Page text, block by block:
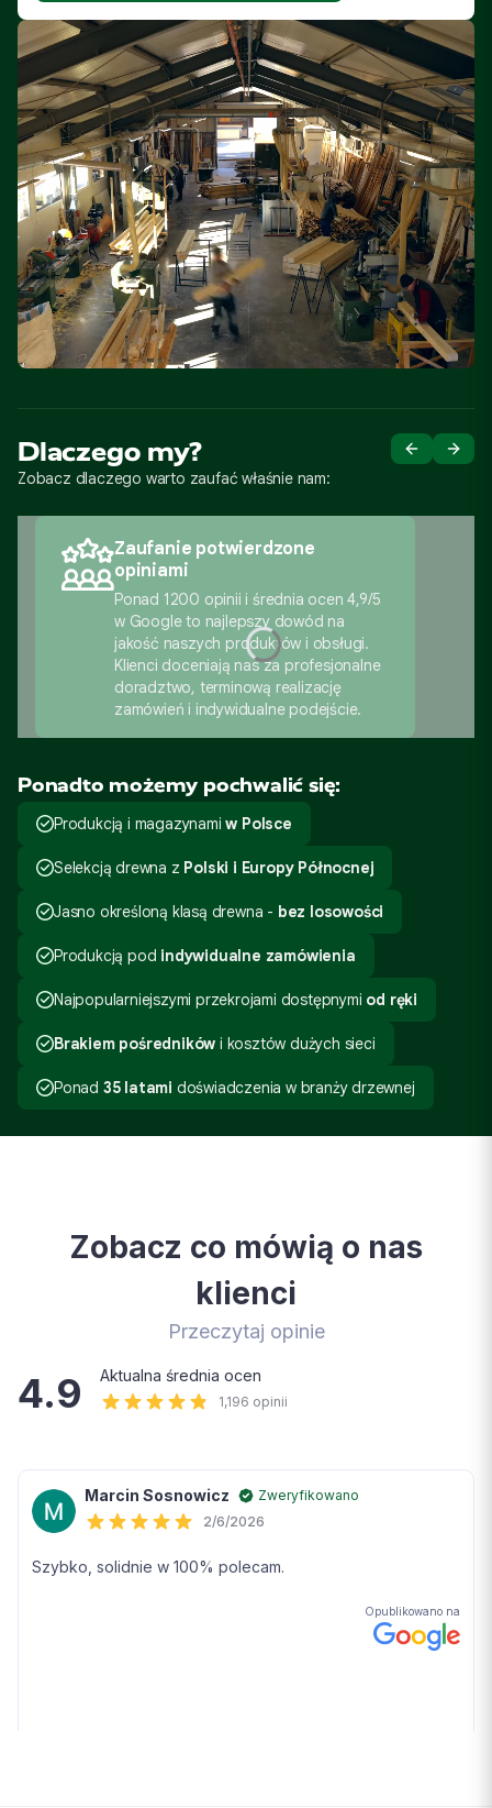
Dlaczego my?
Zobacz dlaczego warto zaufać właśnie nam:
Zaufanie potwierdzone
opiniami
Ponad 1200 opinii i średnia ocen 4,9/5
w Google to najlepszy dowód na
jakość naszych produktów i obsługi.
Klienci doceniają nas za profesjonalne
doradztwo, terminową realizację
zamówień i indywidualne podejście.
Ponadto możemy pochwalić się:
Produkcją i magazynamiw Polsce
Selekcją drewna z Polski i Europy Północnej
Jasno określoną klasą drewna - bez losowości
Produkcją pod indywidualne zamówienia
Najpopularniejszymi przekrojami dostępnymi od ręki
Brakiem pośredników i kosztów dużych sieci
Ponad 35 latami doświadczenia w branży drzewnej